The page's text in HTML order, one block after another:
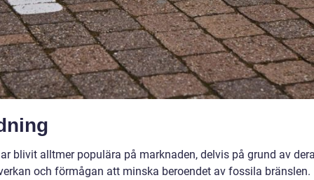
blivit alltmer populära på marknaden, delvis på grund av
och förmågan att minska beroendet av fossila bränslen.